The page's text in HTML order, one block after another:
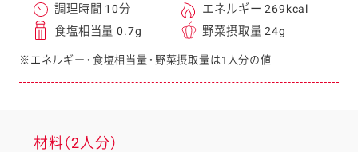
調理時間 10分
エネルギー 269kcal
食塩相当量 0.7g
野菜摂取量 24g
※エネルギー・食塩相当量・野菜摂取量は1人分の値
材料（2人分）